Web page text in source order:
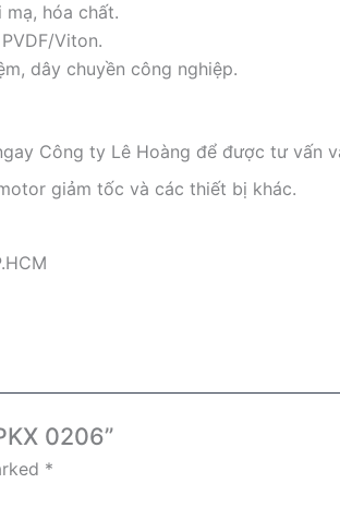
hóa chất.
Viton.
dây chuyền công nghiệp.
Công ty Lê Hoàng để được tư vấn
giảm tốc và các thiết bị khác.
0206”
*